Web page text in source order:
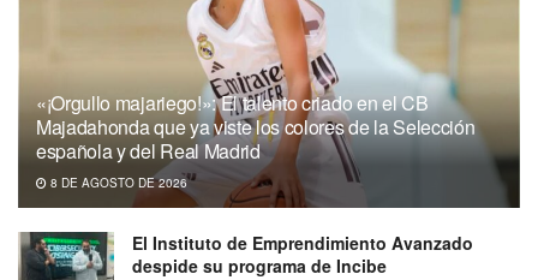
«¡Orgullo majariego!»: El talento criado en el CB
Majadahonda que ya viste los colores de la Selección
española y del Real Madrid
8 DE AGOSTO DE 2026
El Instituto de Emprendimiento Avanzado
despide su programa de Incibe